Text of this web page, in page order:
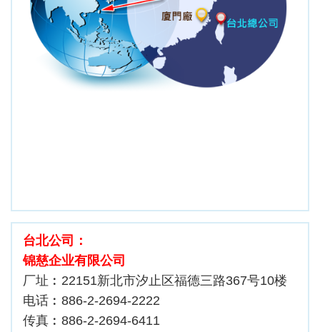
台北公司：
锦慈企业有限公司
厂址︰22151新北市汐止区福德三路367号10楼
电话︰886-2-2694-2222
传真︰886-2-2694-6411